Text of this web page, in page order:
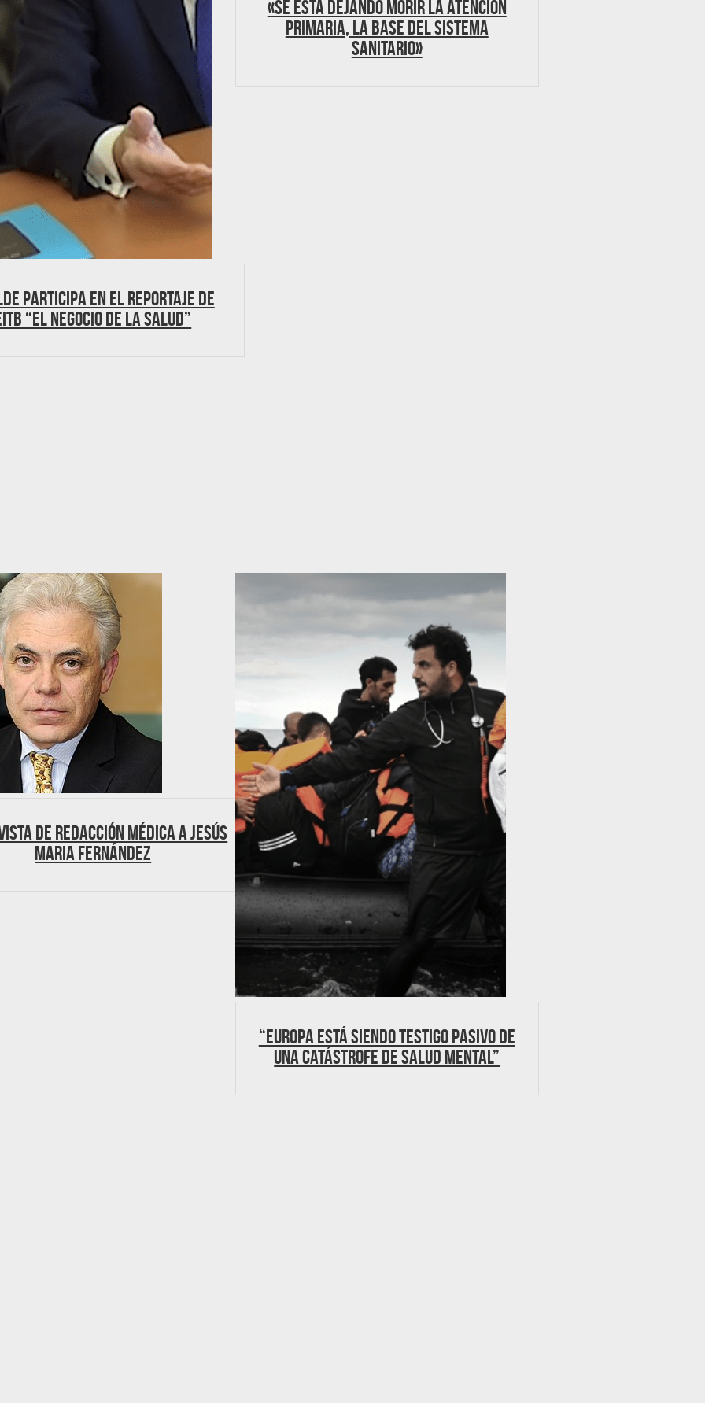
participa en el reportaje de
“El negocio de la salud”
«Se está dejando morir la Atención
Primaria, la base del sistema
sanitario»
de Redacción Médica a Jesús
Maria Fernández
“Europa está siendo testigo pasivo de
una catástrofe de salud mental”